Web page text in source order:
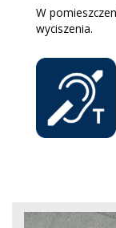
W
wyciszenia.